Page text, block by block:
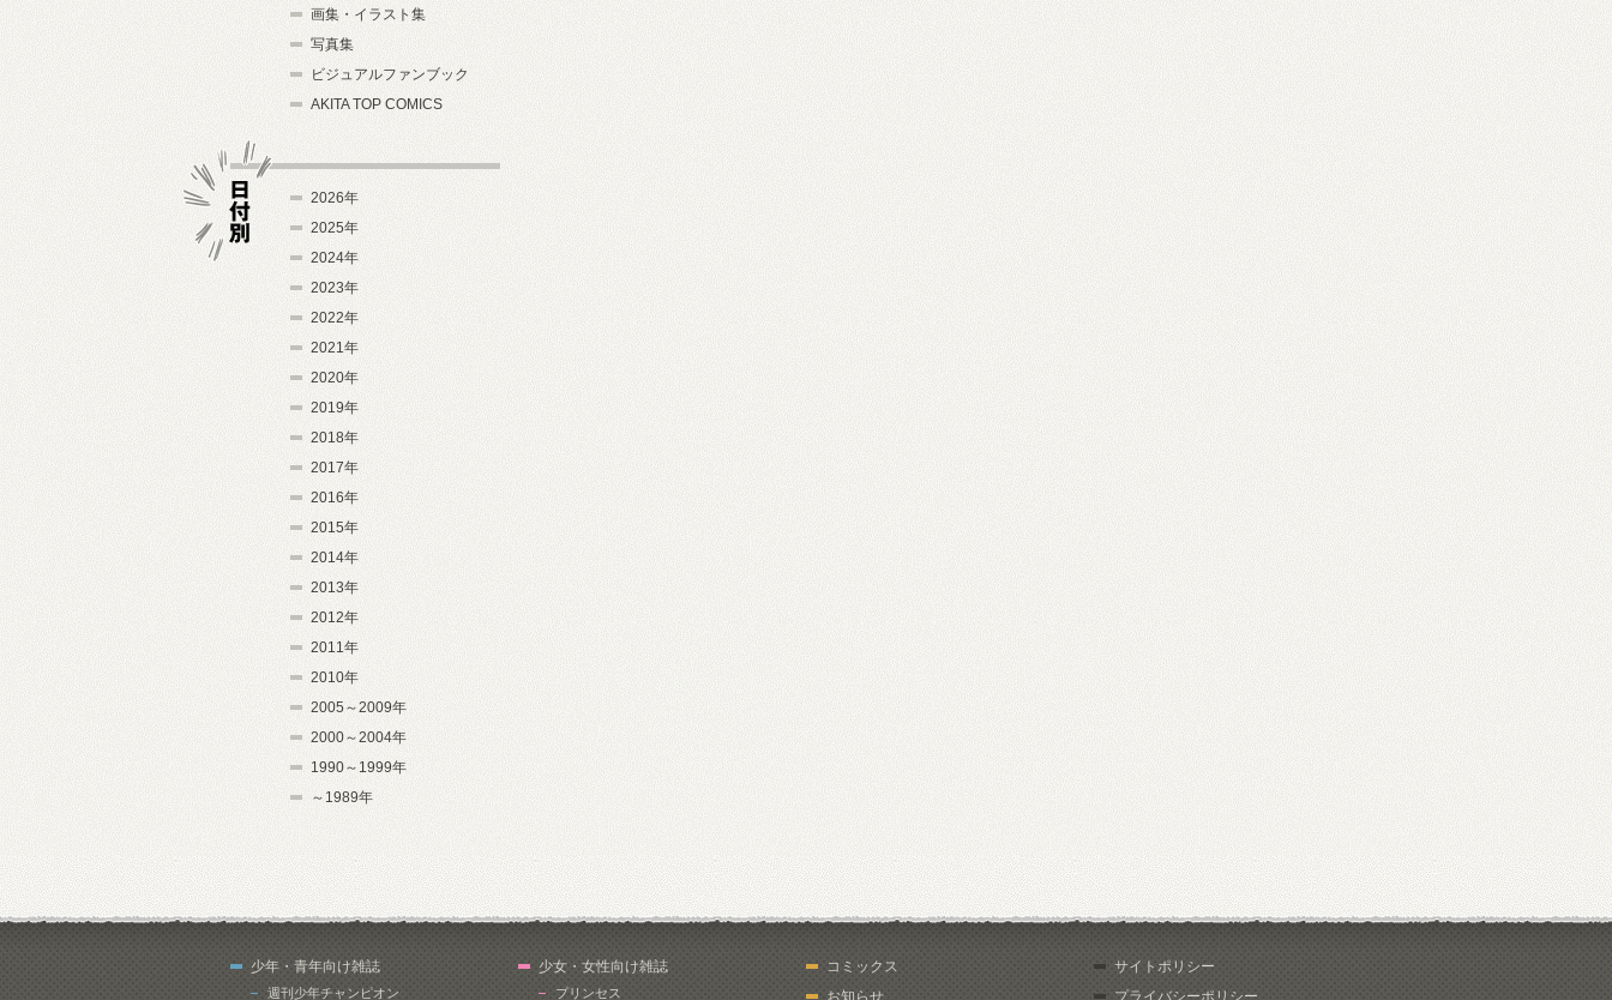
画集・イラスト集
写真集
ビジュアルファンブック
AKITA TOP COMICS
2026年
2025年
2024年
2023年
2022年
2021年
2020年
2019年
2018年
2017年
2016年
2015年
2014年
2013年
2012年
2011年
2010年
2005～2009年
2000～2004年
1990～1999年
～1989年
少年・青年向け雑誌
週刊少年チャンピオン
少女・女性向け雑誌
プリンセス
コミックス
お知らせ
サイトポリシー
プライバシーポリシー